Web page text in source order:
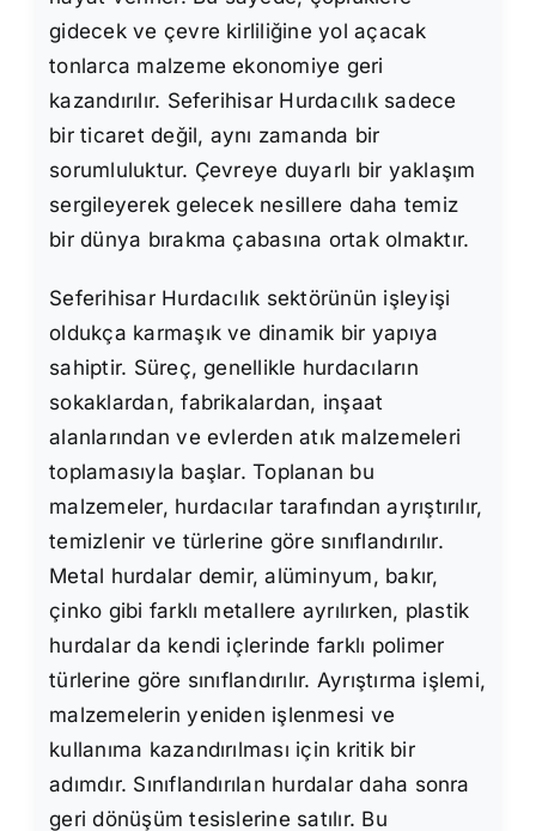
gidecek ve çevre kirliliğine yol açacak
tonlarca malzeme ekonomiye geri
kazandırılır. Seferihisar Hurdacılık sadece
bir ticaret değil, aynı zamanda bir
sorumluluktur. Çevreye duyarlı bir yaklaşım
sergileyerek gelecek nesillere daha temiz
bir dünya bırakma çabasına ortak olmaktır.
Seferihisar Hurdacılık sektörünün işleyişi
oldukça karmaşık ve dinamik bir yapıya
sahiptir. Süreç, genellikle hurdacıların
sokaklardan, fabrikalardan, inşaat
alanlarından ve evlerden atık malzemeleri
toplamasıyla başlar. Toplanan bu
malzemeler, hurdacılar tarafından ayrıştırılır,
temizlenir ve türlerine göre sınıflandırılır.
Metal hurdalar demir, alüminyum, bakır,
çinko gibi farklı metallere ayrılırken, plastik
hurdalar da kendi içlerinde farklı polimer
türlerine göre sınıflandırılır. Ayrıştırma işlemi,
malzemelerin yeniden işlenmesi ve
kullanıma kazandırılması için kritik bir
adımdır. Sınıflandırılan hurdalar daha sonra
geri dönüşüm tesislerine satılır. Bu